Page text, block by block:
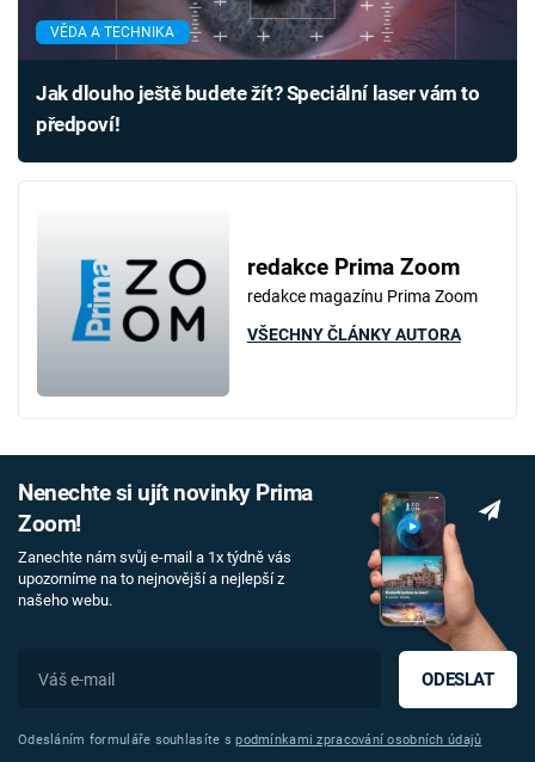
VĚDA A TECHNIKA
Jak dlouho ještě budete žít? Speciální laser vám to
předpoví!
redakce Prima Zoom
redakce magazínu Prima Zoom
VŠECHNY ČLÁNKY AUTORA
Nenechte si ujít novinky Prima
Zoom!
Zanechte nám svůj e-mail a 1x týdně vás
upozorníme na to nejnovější a nejlepší z
našeho webu.
ODESLAT
Odesláním formuláře souhlasíte spodmínkami zpracování osobních údajů